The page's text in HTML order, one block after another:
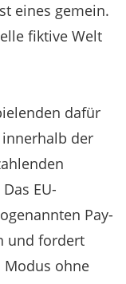
eines gemein.
fiktive Welt
dafür
innerhalb der
EU-
Pay-
und fordert
Modus ohne